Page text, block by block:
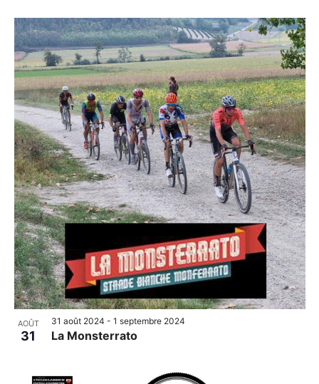
AOÛT
31 La Monsterrato
31 août 2024 - 1 septembre 2024